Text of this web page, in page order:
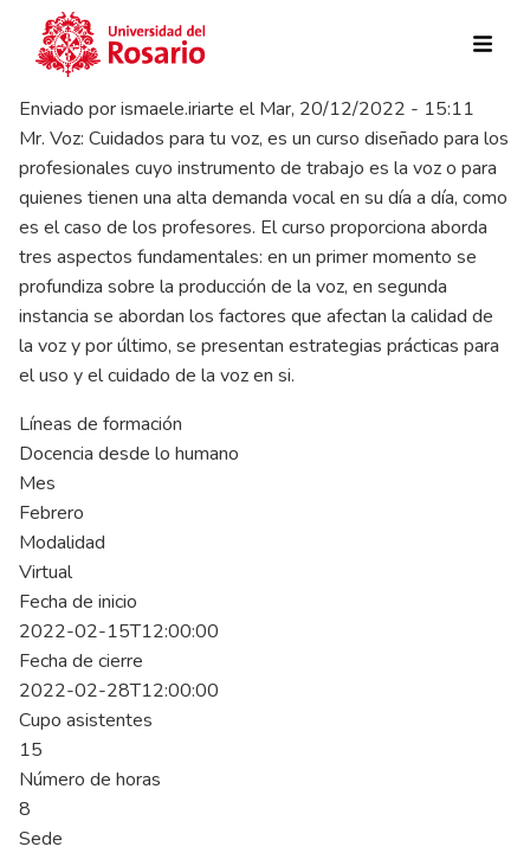
Pasar al contenido principal
Enviado porismaele.iriarte elMar, 20/12/2022 - 15:11
Mr. Voz: Cuidados para tu voz, es un curso diseñado para los
profesionales cuyo instrumento de trabajo es la voz o para
quienes tienen una alta demanda vocal en su día a día, como
es el caso de los profesores. El curso proporciona aborda
tres aspectos fundamentales: en un primer momento se
profundiza sobre la producción de la voz, en segunda
instancia se abordan los factores que afectan la calidad de
la voz y por último, se presentan estrategias prácticas para
el uso y el cuidado de la voz en si.
Líneas de formación
Docencia desde lo humano
Mes
Febrero
Modalidad
Virtual
Fecha de inicio
2022-02-15T12:00:00
Fecha de cierre
2022-02-28T12:00:00
Cupo asistentes
15
Número de horas
8
Sede